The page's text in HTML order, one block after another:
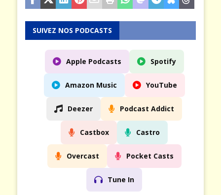
SUIVEZ NOS PODCASTS
Apple Podcasts Spotify
Amazon Music YouTube
Deezer Podcast Addict
Castbox Castro
Overcast Pocket Casts
Tune In